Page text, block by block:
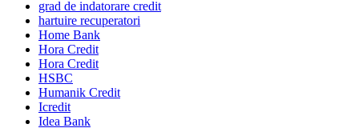
grad de indatorare credit
hartuire recuperatori
Home Bank
Hora Credit
Hora Credit
HSBC
Humanik Credit
Icredit
Idea Bank